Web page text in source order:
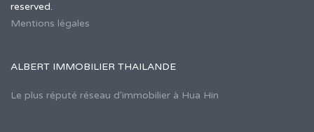
reserved.
Mentions légales
ALBERT IMMOBILIER THAILANDE
Le plus réputé réseau d'immobilier à Hua Hin